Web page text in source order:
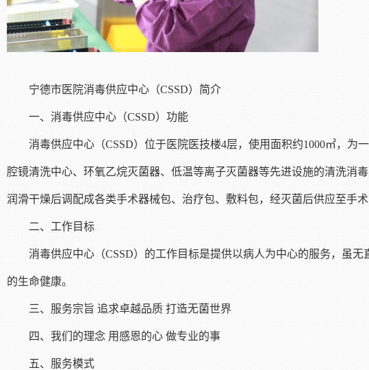
宁德市医院消毒供应中心（CSSD）简介
一、消毒供应中心（CSSD）功能
消毒供应中心（CSSD）位于医院医技楼4层，使用面积约1000㎡，
腔镜清洗中心、环氧乙烷灭菌器、低温等离子灭菌器等先进设施的清洗消
润滑干燥后调配成各类手术器械包、治疗包、敷料包，经灭菌后供应至手
二、工作目标
消毒供应中心（CSSD）的工作目标是提供以病人为中心的服务，虽
的生命健康。
三、服务宗旨 追求卓越品质 打造无菌世界
四、我们的理念 用感恩的心 做专业的事
五、服务模式